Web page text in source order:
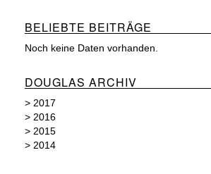
BELIEBTE BEITRÄGE
Noch keine Daten vorhanden.
DOUGLAS ARCHIV
> 2017
> 2016
> 2015
> 2014